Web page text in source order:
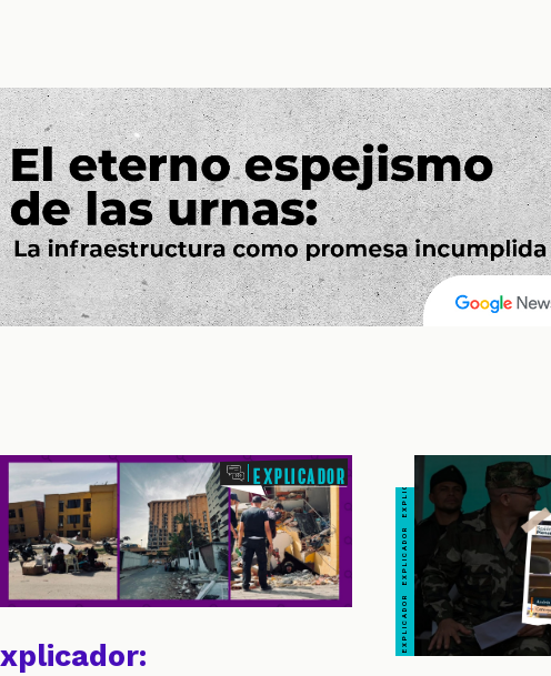
Explicador EXPLICADOR EXPLICADOR EXPLICADOR EXPLICADOR EXPLICADOR EXPLICADOR